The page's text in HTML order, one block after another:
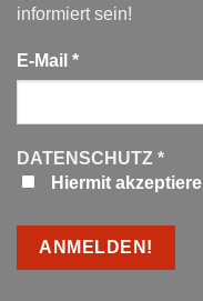
informiert sein!
E-Mail *
DATENSCHUTZ *
Hiermit